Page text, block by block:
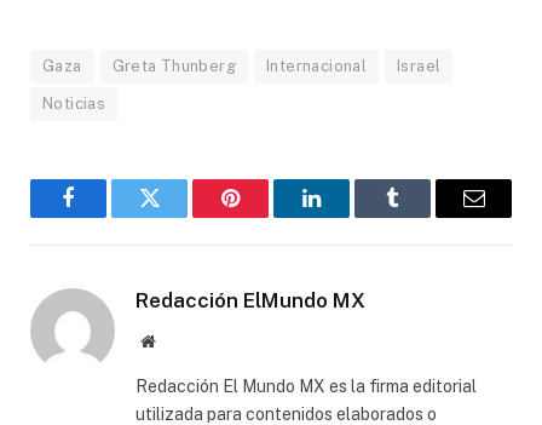
Gaza Greta Thunberg Internacional Israel
Noticias
FacebookGorjeo Pinterest LinkedInTumblr
Correo
Redacción ElMundo MX
Sitio
Redacción El Mundo MX es la firma editorial
utilizada para contenidos elaborados o